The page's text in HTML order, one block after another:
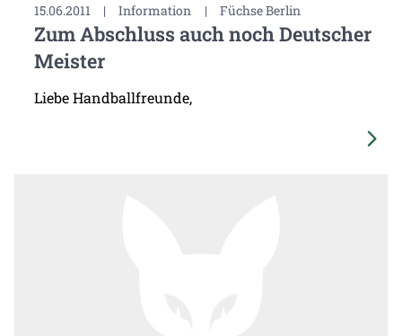
15.06.2011 | Information | Füchse Berlin
Zum Abschluss auch noch Deutscher
Meister
Liebe Handballfreunde,